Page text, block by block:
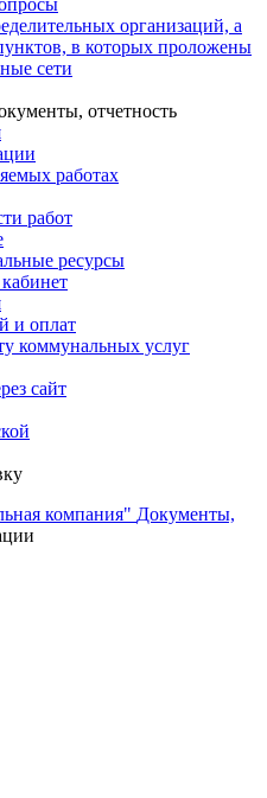
организаций, а
в которых проложены
сети
отчетность
работах
работ
ресурсы
и оплат
коммунальных услуг
сайт
компания" Документы,